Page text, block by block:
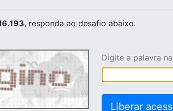
, responda ao desafio abaixo.
Digite a palavra